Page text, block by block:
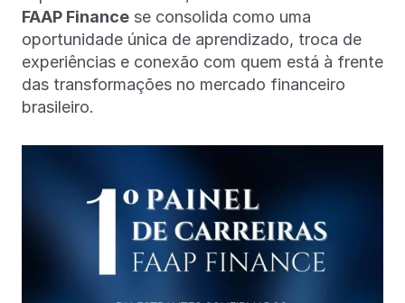
FAAP Finance se consolida como uma
oportunidade única de aprendizado, troca de
experiências e conexão com quem está à frente
das transformações no mercado financeiro
brasileiro.